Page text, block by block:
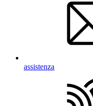
assistenza